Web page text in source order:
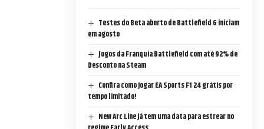
Testes do Beta aberto de Battlefield 6 iniciam
em agosto
Jogos da Franquia Battlefield com até 92% de
Desconto na Steam
Confira como jogar EA Sports F1 24 grátis por
tempo limitado!
New Arc Line já tem uma data para estrear no